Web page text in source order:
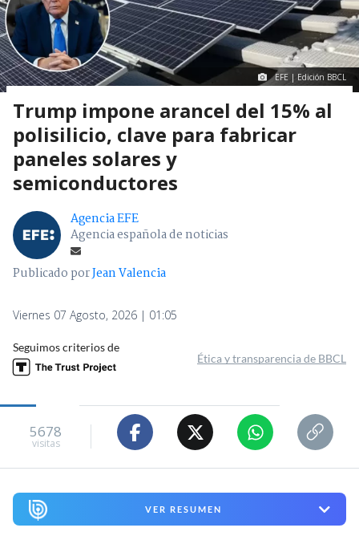
EFE | Edición BBCL
Trump impone arancel del 15% al
polisilicio, clave para fabricar
paneles solares y
semiconductores
Agencia EFE
Agencia española de noticias
Publicado porJean Valencia
Viernes 07 Agosto, 2026 | 01:05
Seguimos criterios de
Ética y transparencia de BBCL
5678
visitas
VER RESUMEN